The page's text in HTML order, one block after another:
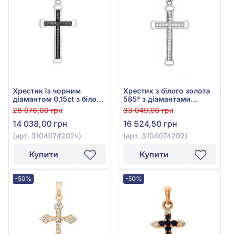
Хрестик із чорним
діамантом 0,15ct з білого
золота 585°, арт.
3104074202ч
28 076,00 грн
14 038,00 грн
(арт. 3104074202ч)
Купити
Хрестик з білого золота
585° з діамантами
0,09ct, арт. 3104074202
33 049,00 грн
16 524,50 грн
(арт. 3104074202)
Купити
-50% -50%